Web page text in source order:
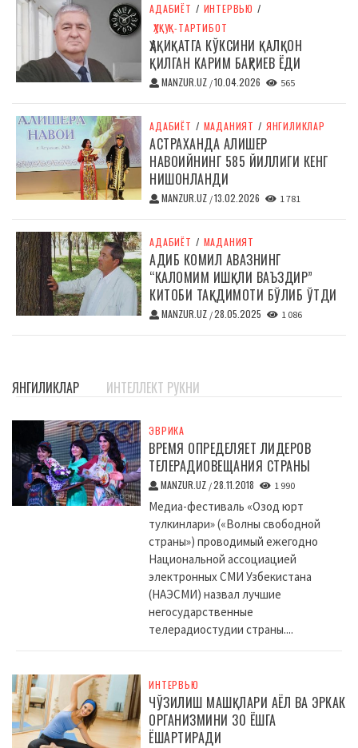
АДАБИЁТ / ИНТЕРВЬЮ /
ҲУҚУҚ-ТАРТИБОТ
ҲАҚИҚАТГА КЎКСИНИ ҚАЛҚОН
ҚИЛГАН КАРИМ БАҲРИЕВ ЁДИ
MANZUR.UZ /10.04.2026 565
АДАБИЁТ / МАДАНИЯТ / ЯНГИЛИКЛАР
АСТРАХАНДА АЛИШЕР
НАВОИЙНИНГ 585 ЙИЛЛИГИ КЕНГ
НИШОНЛАНДИ
MANZUR.UZ /13.02.2026 1 781
АДАБИЁТ / МАДАНИЯТ
АДИБ КОМИЛ АВАЗНИНГ
“КАЛОМИМ ИШҚЛИ ВАЪЗДИР”
КИТОБИ ТАҚДИМОТИ БЎЛИБ ЎТДИ
MANZUR.UZ /28.05.2025 1 086
ЯНГИЛИКЛАР ИНТЕЛЛЕКТ РУКНИ
ЭВРИКА
ВРЕМЯ ОПРЕДЕЛЯЕТ ЛИДЕРОВ
ТЕЛЕРАДИОВЕЩАНИЯ СТРАНЫ
MANZUR.UZ /28.11.2018 1 990
Медиа-фестиваль «Озод юрт
тулкинлари» («Волны свободной
страны») проводимый ежегодно
Национальной ассоциацией
электронных СМИ Узбекистана
(НАЭСМИ) назвал лучшие
негосударственные
телерадиостудии страны....
ИНТЕРВЬЮ
ЧЎЗИЛИШ МАШҚЛАРИ АЁЛ ВА ЭРКАК
ОРГАНИЗМИНИ 30 ЁШГА
ЁШАРТИРАДИ